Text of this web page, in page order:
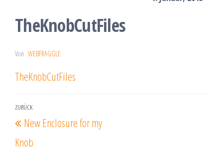
TheKnobCutFiles
Von WEBFRAGGLE
TheKnobCutFiles
Beitragsnavigation
Vorheriger
Beitrag
ZURÜCK
New Enclosure for my
Knob